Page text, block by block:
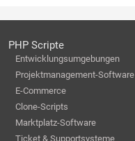
PHP Scripte
Entwicklungsumgebungen
Projektmanagement-Software
E-Commerce
Clone-Scripts
Marktplatz-Software
Ticket & Supportsysteme